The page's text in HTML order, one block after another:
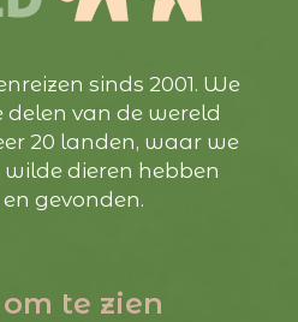
sinds 2001. We
delen van de wereld
20 landen, waar we
dieren hebben
gevonden.
te zien